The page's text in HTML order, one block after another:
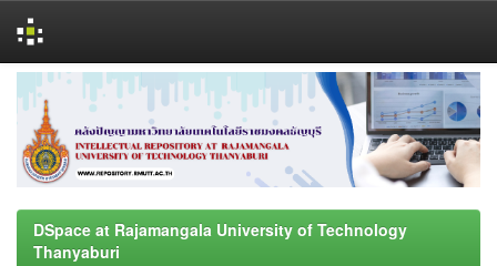
navigation
DSpace at Rajamangala University of Technology
Thanyaburi